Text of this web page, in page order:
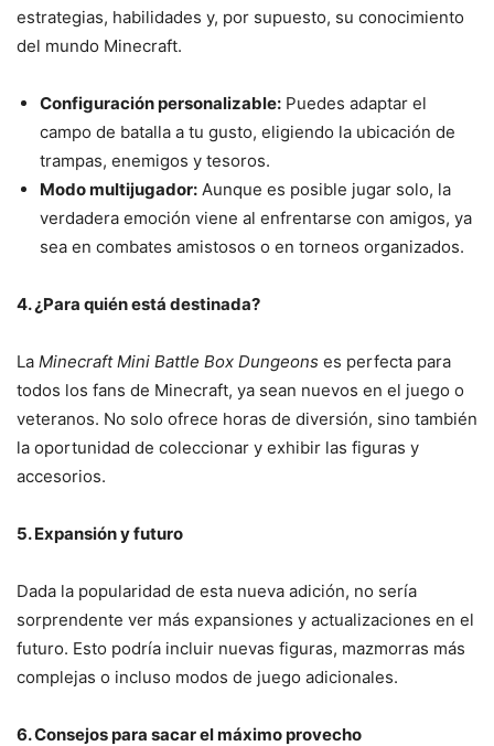
estrategias, habilidades y, por supuesto, su conocimiento
del mundo Minecraft.
Configuración personalizable: Puedes adaptar el
campo de batalla a tu gusto, eligiendo la ubicación de
trampas, enemigos y tesoros.
Modo multijugador: Aunque es posible jugar solo, la
verdadera emoción viene al enfrentarse con amigos, ya
sea en combates amistosos o en torneos organizados.
4. ¿Para quién está destinada?
La Minecraft Mini Battle Box Dungeons es perfecta para
todos los fans de Minecraft, ya sean nuevos en el juego o
veteranos. No solo ofrece horas de diversión, sino también
la oportunidad de coleccionar y exhibir las figuras y
accesorios.
5. Expansión y futuro
Dada la popularidad de esta nueva adición, no sería
sorprendente ver más expansiones y actualizaciones en el
futuro. Esto podría incluir nuevas figuras, mazmorras más
complejas o incluso modos de juego adicionales.
6. Consejos para sacar el máximo provecho